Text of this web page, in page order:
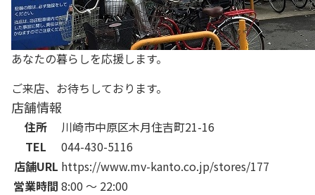
あなたの暮らしを応援します。
ご来店、お待ちしております。
店舗情報
住所
川崎市中原区木月住吉町21-16
TEL
044-430-5116
店舗URL https://www.mv-kanto.co.jp/stores/177
営業時間 8:00 ～ 22:00